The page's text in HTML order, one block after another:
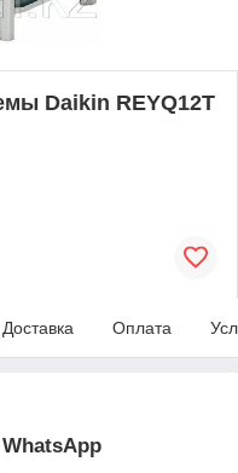
Daikin REYQ12T
Доставка Оплата